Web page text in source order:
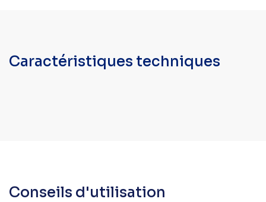
Caractéristiques techniques
Conseils d'utilisation